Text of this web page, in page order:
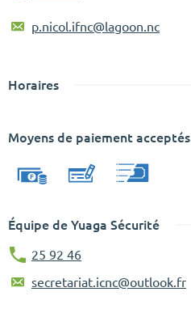
p.nicol.ifnc@lagoon.nc
Horaires
Moyens de paiement acceptés
Équipe de Yuaga Sécurité
25 92 46
secretariat.icnc@outlook.fr